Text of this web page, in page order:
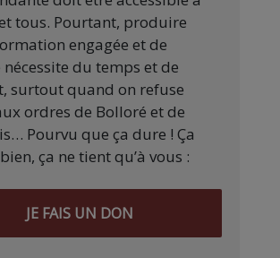
tous. Pourtant, produire
engagée et de
du temps et de
surtout quand on refuse
ordres de Bolloré et de
Pourvu que ça dure ! Ça
ça ne tient qu’à vous :
JE FAIS UN DON